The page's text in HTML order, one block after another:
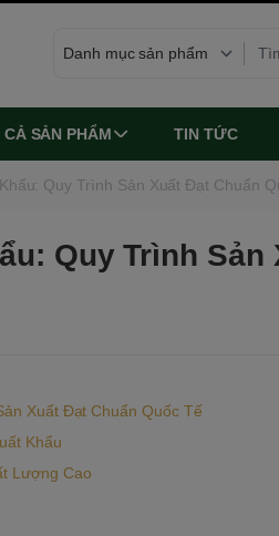
SẢN PHẨM TIN TỨC
Quy Trình Sản Xuất Đạt Chuẩn
Quy Trình
Xuất Đạt Chuẩn Quốc Tế
Khẩu
Lượng Cao